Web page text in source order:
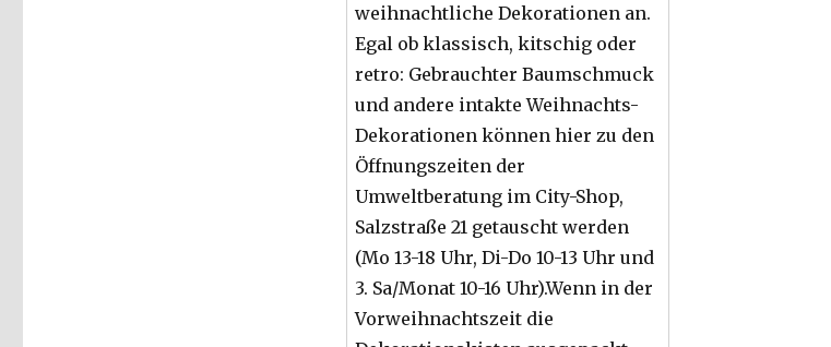
weihnachtliche Dekorationen an.
Egal ob klassisch, kitschig oder
retro: Gebrauchter Baumschmuck
und andere intakte Weihnachts-
Dekorationen können hier zu den
Öffnungszeiten der
Umweltberatung im City-Shop,
Salzstraße 21 getauscht werden
(Mo 13-18 Uhr, Di-Do 10-13 Uhr und
3. Sa/Monat 10-16 Uhr).Wenn in der
Vorweihnachtszeit die